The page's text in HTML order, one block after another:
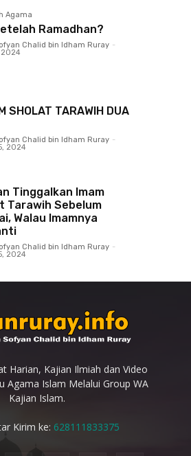
Agama
Ramadhan?
Chalid bin Idham Ruray -
SHOLAT TARAWIH DUA
Chalid bin Idham Ruray -
2024
Tinggalkan Imam
Tarawih Sebelum
Walau Imamnya
Chalid bin Idham Ruray -
2024
Harian, Kajian Ilmiah dan Video
Agama Islam Melalui Group WA
Kajian Islam.
Kirim ke: 628111833375